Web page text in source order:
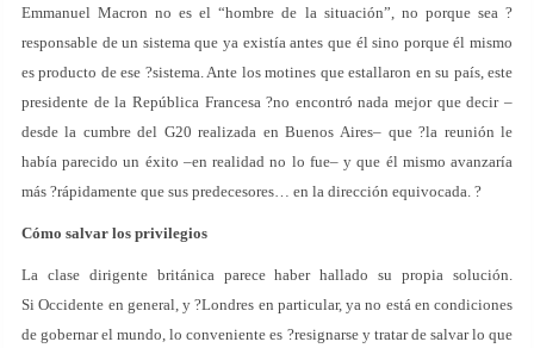
Emmanuel Macron no es el “hombre de la situación”, no porque sea ?
responsable de un sistema que ya existía antes que él sino porque él mismo
es producto de ese ?sistema. Ante los motines que estallaron en su país, este
presidente de la República Francesa ?no encontró nada mejor que decir –
desde la cumbre del G20 realizada en Buenos Aires– que ?la reunión le
había parecido un éxito –en realidad no lo fue– y que él mismo avanzaría
más ?rápidamente que sus predecesores… en la dirección equivocada. ?
Cómo salvar los privilegios
La clase dirigente británica parece haber hallado su propia solución.
Si Occidente en general, y ?Londres en particular, ya no está en condiciones
de gobernar el mundo, lo conveniente es ?resignarse y tratar de salvar lo que